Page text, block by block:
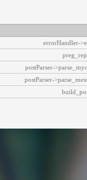
errorHandler-
postParser-
postParser-